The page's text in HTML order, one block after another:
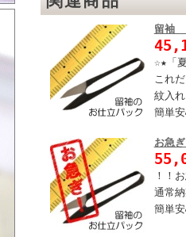
留袖
☆★「
これ
紋入
簡単
お急
！！
通常
簡単